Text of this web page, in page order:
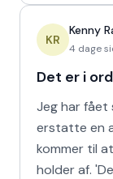
KR
Kenny
4 dage
Det er i
Jeg har fået
erstatte en
kommer til
holder af.